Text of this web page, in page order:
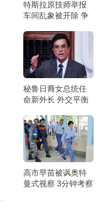
特斯拉原技师举报
车间乱象被开除 争
秘鲁日裔女总统任
命新外长 外交平衡
高市早苗被讽奥特
曼式视察 3分钟考察